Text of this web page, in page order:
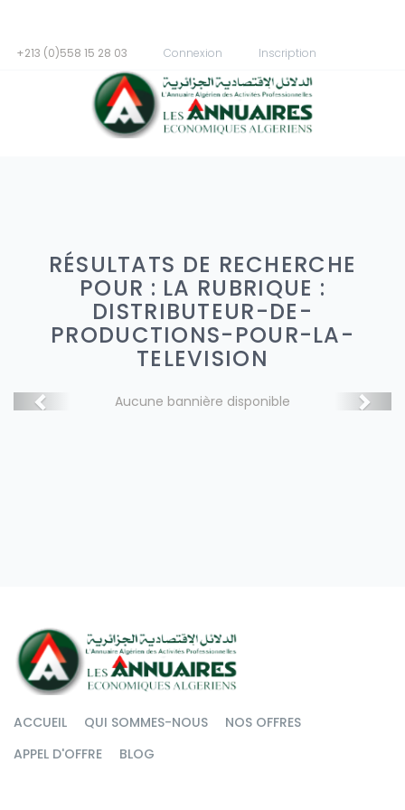
+213 (0)558 15 28 03 Connexion Inscription
RÉSULTATS DE RECHERCHE
POUR : LA RUBRIQUE :
DISTRIBUTEUR-DE-
PRODUCTIONS-POUR-LA-
TELEVISION
Aucune bannière disponible
ACCUEIL QUI SOMMES-NOUS
NOS OFFRES
APPEL D'OFFRE
BLOG